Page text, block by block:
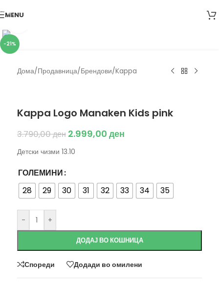
Skip to navigation
Skip to main content
MENU
-21%
Дома/Продавница/Брендови/Kappa
Kappa Logo Manaken Kids pink
3.790,00ден 2.999,00 ден
Детски чизми 13.10
ГОЛЕМИНИ
28
29 30 31 32 33 34 35
- +
ДОДАЈ ВО КОШНИЦА
Спореди Додади во омилени